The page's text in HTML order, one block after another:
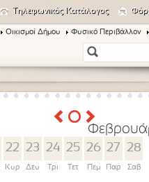
Τηλεφωνικός Κατάλογος
Οικισμοί Δήμου Φυσικό Περιβάλλον
22
Κυρ
23
Δευ
24
Τρι
25
Τετ
26
Πεμ
27
Παρ
28
Σαβ